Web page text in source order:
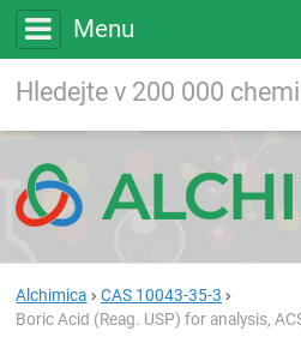
Menu
Vyhledávání
Alchimica
CAS 10043-35-3
Boric Acid (Reag. USP) for analysis,